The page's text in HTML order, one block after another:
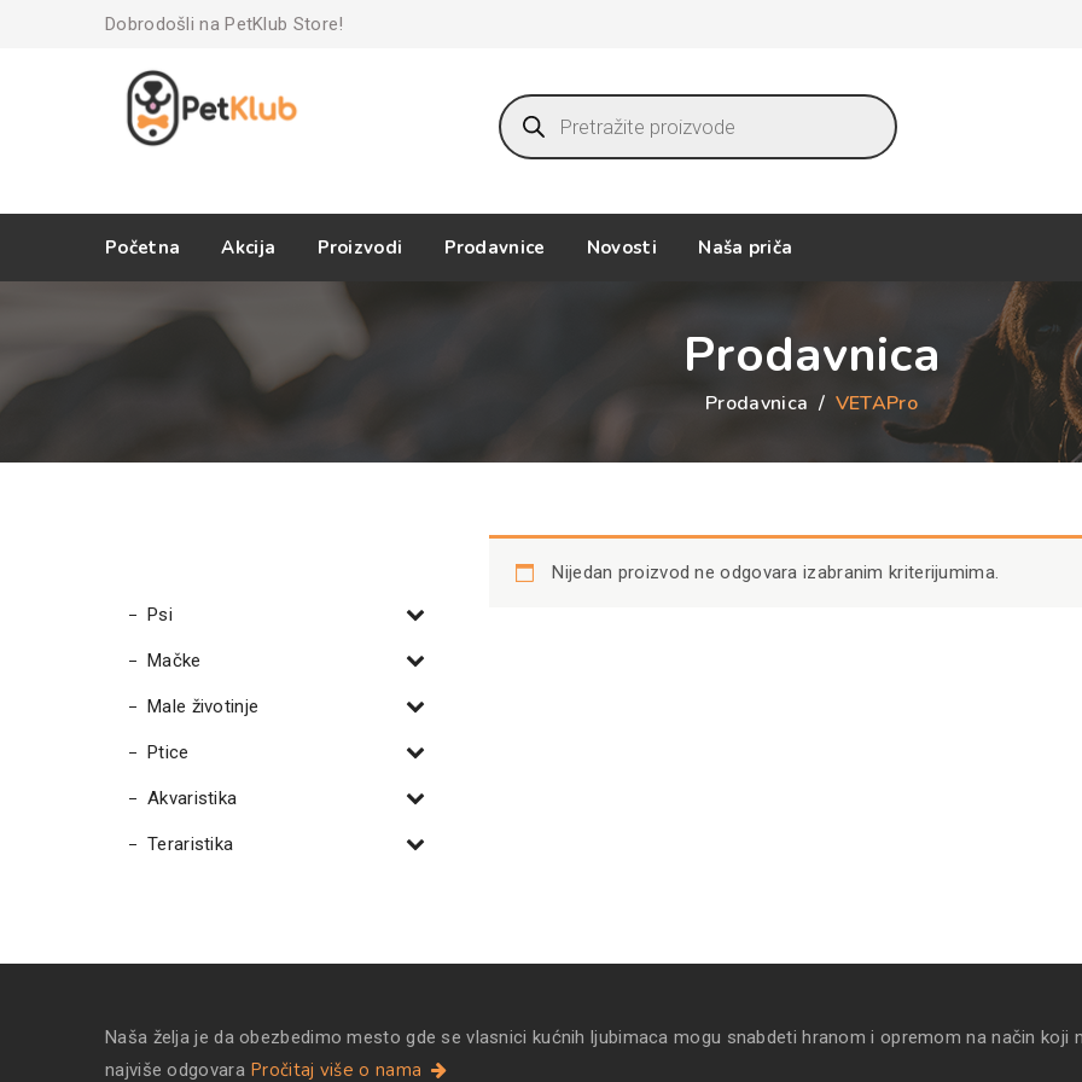
Dobrodošli na PetKlub Store!
Products
search
Početna Akcija Proizvodi Prodavnice Novosti Naša priča
Prodavnica
Prodavnica / VETAPro
Nijedan proizvod ne odgovara izabranim kriterijumima.
Psi
Mačke
Male životinje
Ptice
Akvaristika
Teraristika
Naša želja je da obezbedimo mesto gde se vlasnici kućnih ljubimaca mogu snabdeti hranom i opremom na način koji
najviše odgovara Pročitaj više o nama